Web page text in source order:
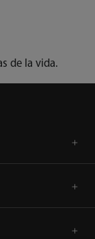
de la vida.